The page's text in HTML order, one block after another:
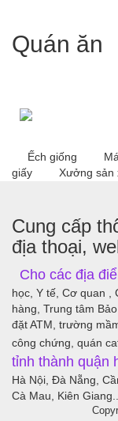
Quán ăn
Ếch giống
giấy
Xưởng sản
Cung cấp
địa thoại,
Cho các địa
học, Y tế, Cơ quan ,
hàng, Trung tâm
đặt ATM, trường
công chứng, quán
tỉnh thành quận
Hà Nội, Đà Nẵng,
Cà Mau, Kiên Giang...